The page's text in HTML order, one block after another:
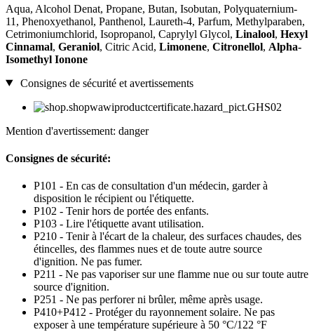
Aqua, Alcohol Denat, Propane, Butan, Isobutan, Polyquaternium-
11, Phenoxyethanol, Panthenol, Laureth-4, Parfum, Methylparaben,
Cetrimoniumchlorid, Isopropanol, Caprylyl Glycol, Linalool, Hexyl
Cinnamal, Geraniol, Citric Acid, Limonene, Citronellol, Alpha-
Isomethyl Ionone
Consignes de sécurité et avertissements
Mention d'avertissement: danger
Consignes de sécurité:
P101 - En cas de consultation d'un médecin, garder à
disposition le récipient ou l'étiquette.
P102 - Tenir hors de portée des enfants.
P103 - Lire l'étiquette avant utilisation.
P210 - Tenir à l'écart de la chaleur, des surfaces chaudes, des
étincelles, des flammes nues et de toute autre source
d'ignition. Ne pas fumer.
P211 - Ne pas vaporiser sur une flamme nue ou sur toute autre
source d'ignition.
P251 - Ne pas perforer ni brûler, même après usage.
P410+P412 - Protéger du rayonnement solaire. Ne pas
exposer à une température supérieure à 50 °C/122 °F